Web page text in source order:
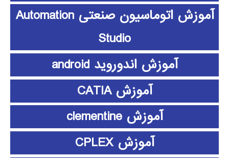
آموزش اتوماسیون صنعتی Automation
Studio
آموزش اندوروید android
آموزش CATIA
آموزش clementine
آموزش CPLEX